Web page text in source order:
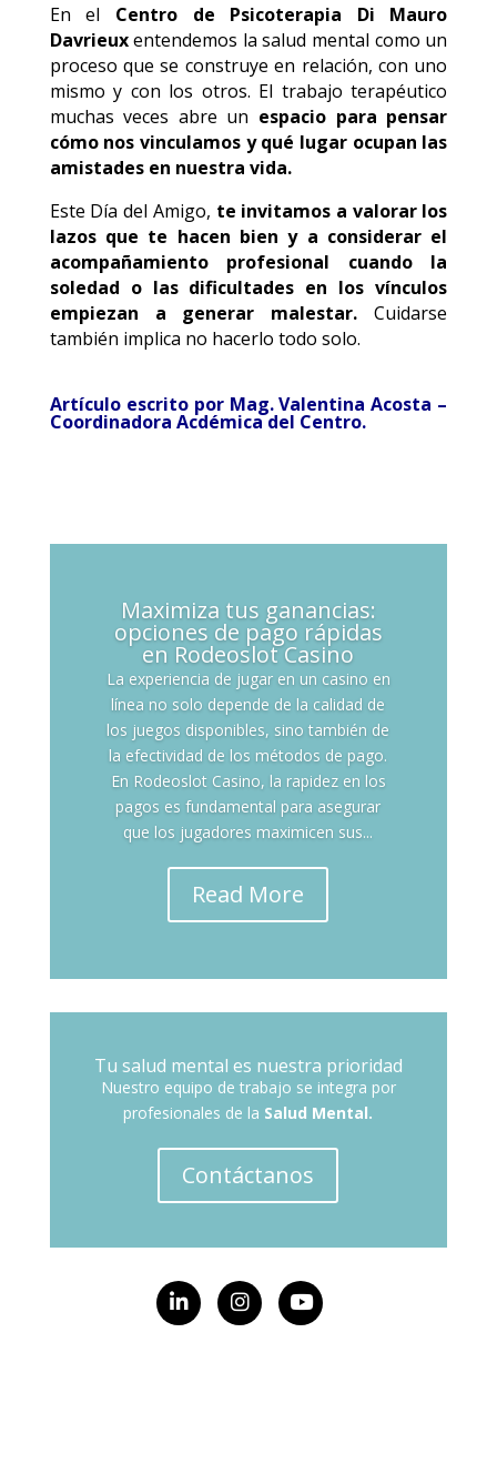
En el Centro de Psicoterapia Di Mauro
Davrieuxentendemos la salud mental como un
proceso que se construye en relación, con uno
mismo y con los otros. El trabajo terapéutico
muchas veces abre un espacio para pensar
cómo nos vinculamos y qué lugar ocupan las
amistades en nuestra vida.
Este Día del Amigo, te invitamos a valorar los
lazos que te hacen bien y a considerar el
acompañamiento profesional cuando la
soledad o las dificultades en los vínculos
empiezan a generar malestar. Cuidarse
también implica no hacerlo todo solo.
Artículo escrito por Mag. Valentina Acosta –
Coordinadora Acdémica del Centro.
Maximiza tus ganancias:
opciones de pago rápidas
en Rodeoslot Casino
La experiencia de jugar en un casino en
línea no solo depende de la calidad de
los juegos disponibles, sino también de
la efectividad de los métodos de pago.
En Rodeoslot Casino, la rapidez en los
pagos es fundamental para asegurar
que los jugadores maximicen sus...
Read More
Tu salud mental es nuestra prioridad
Nuestro equipo de trabajo se integra por
profesionales de la Salud Mental.
Contáctanos